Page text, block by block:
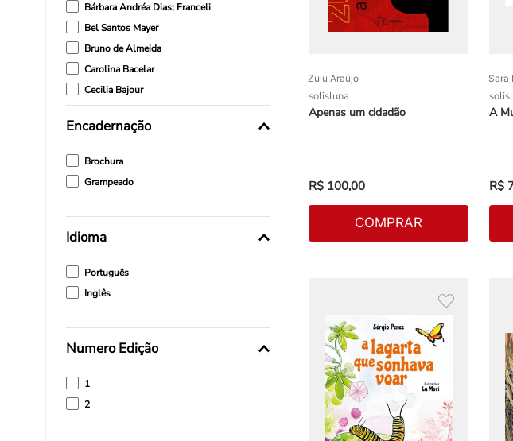
Bárbara Andréa Dias; Franceli
Bel Santos Mayer
Bruno de Almeida
Carolina Bacelar
Cecilia Bajour
Everaldo Conceição Duarte
Encadernação
Brochura
Grampeado
Idioma
Português
Inglês
Numero Edição
1
2
Zulu Araújo
solisluna
Apenas um cidadão
R$ 100,00
COMPRAR
Sara
A
R$